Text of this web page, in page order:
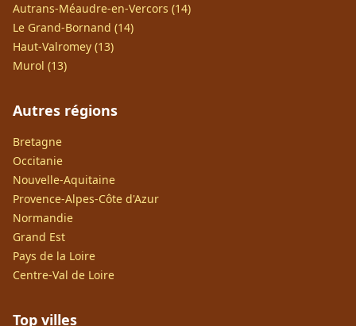
Autrans-Méaudre-en-Vercors (14)
Le Grand-Bornand (14)
Haut-Valromey (13)
Murol (13)
Autres régions
Bretagne
Occitanie
Nouvelle-Aquitaine
Provence-Alpes-Côte d'Azur
Normandie
Grand Est
Pays de la Loire
Centre-Val de Loire
Top villes